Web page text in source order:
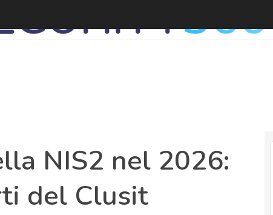
NIS2 nel 2026:
del Clusit